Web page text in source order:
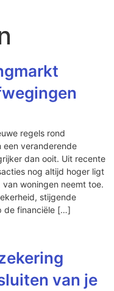
regels rond
een veranderende
dan ooit. Uit recente
nog altijd hoger ligt
woningen neemt toe.
stijgende
de financiële […]
van je